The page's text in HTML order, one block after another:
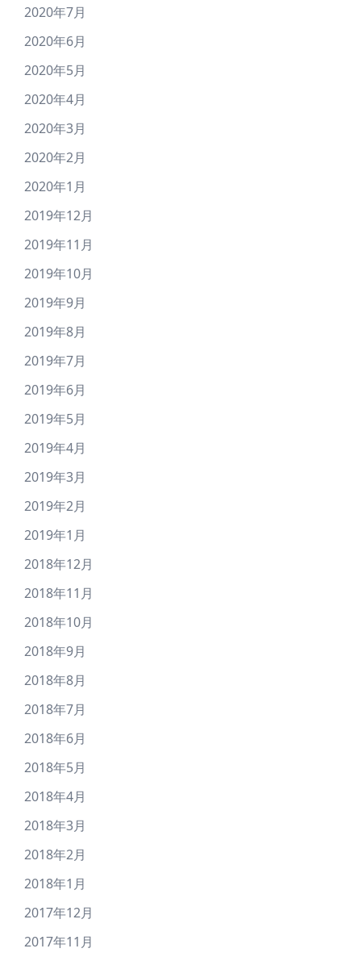
2020年7月
2020年6月
2020年5月
2020年4月
2020年3月
2020年2月
2020年1月
2019年12月
2019年11月
2019年10月
2019年9月
2019年8月
2019年7月
2019年6月
2019年5月
2019年4月
2019年3月
2019年2月
2019年1月
2018年12月
2018年11月
2018年10月
2018年9月
2018年8月
2018年7月
2018年6月
2018年5月
2018年4月
2018年3月
2018年2月
2018年1月
2017年12月
2017年11月